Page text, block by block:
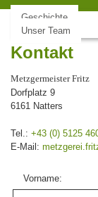
Home
Geschichte
Unser Team
Kontakt
Metzgermeister Fritz
Dorfplatz 9
6161 Natters
Tel.: +43 (0) 5125
E-Mail:
Vorname: